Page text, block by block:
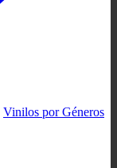
Vinilos por Géneros